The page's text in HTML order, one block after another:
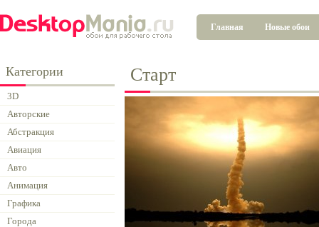
Главная Новые обои
Категории
3D
Авторские
Абстракция
Авиация
Авто
Анимация
Графика
Города
Старт